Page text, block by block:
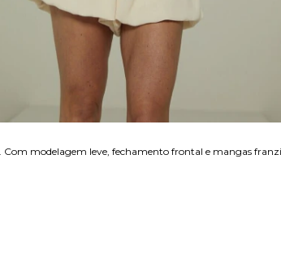
modelagem leve, fechamento frontal e mangas